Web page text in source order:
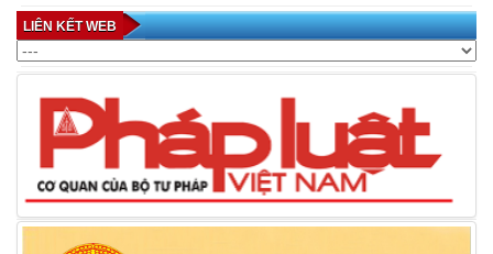
LIÊN KẾT WEB